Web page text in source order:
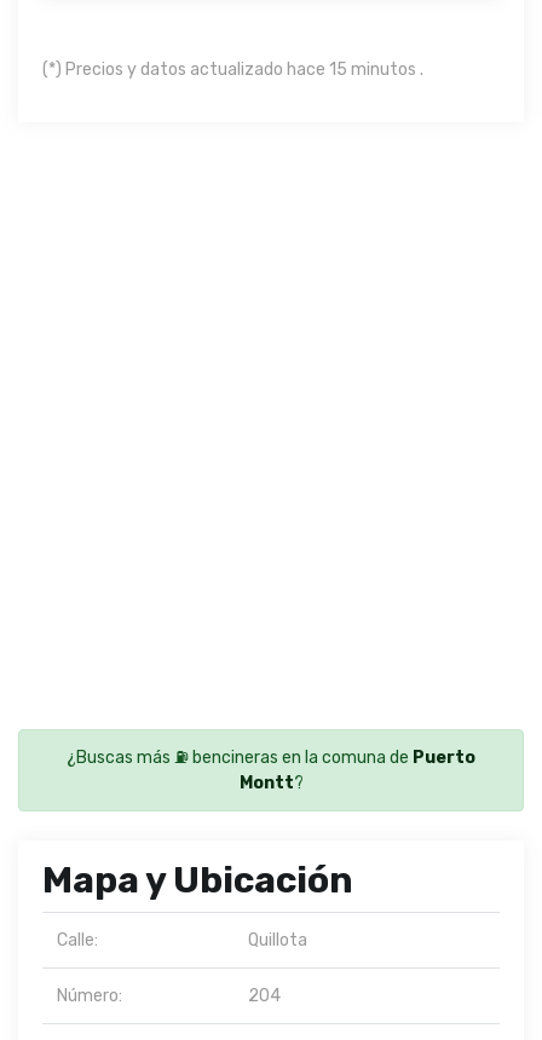
(*) Precios y datos actualizado hace 15 minutos .
¿Buscas más ⛽ bencineras en la comuna de Puerto
Montt?
Mapa y Ubicación
Calle: Quillota
Número: 204